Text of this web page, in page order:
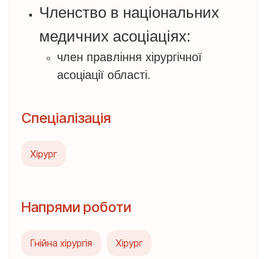
Членство в національних
медичних асоціаціях:
​​​​​​​член правління хірургічної
асоціації області.
Спеціалізація
Хірург
Напрями роботи
Гнійна хірургія Хірург